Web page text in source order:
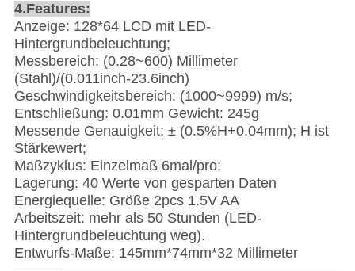
4.Features:
Anzeige: 128*64 LCD mit LED-
Hintergrundbeleuchtung;
Messbereich: (0.28~600) Millimeter
(Stahl)/(0.011inch-23.6inch)
Geschwindigkeitsbereich: (1000~9999) m/s;
Entschließung: 0.01mm Gewicht: 245g
Messende Genauigkeit: ± (0.5%H+0.04mm); H ist
Stärkewert;
Maßzyklus: Einzelmaß 6mal/pro;
Lagerung: 40 Werte von gesparten Daten
Energiequelle: Größe 2pcs 1.5V AA
Arbeitszeit: mehr als 50 Stunden (LED-
Hintergrundbeleuchtung weg).
Entwurfs-Maße: 145mm*74mm*32 Millimeter